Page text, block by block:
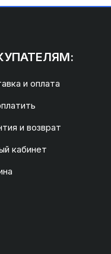
и оплата
и возврат
кабинет